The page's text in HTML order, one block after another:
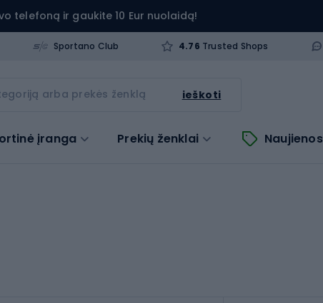
telefoną ir gaukite 10 Eur nuolaidą!
Sportano Club 4.76 Trusted Shops
ieškoti
įranga Prekių ženklai Naujienos